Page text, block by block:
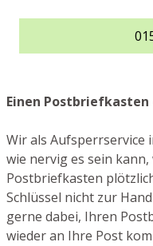
Einen Postbriefkasten
Wir als Aufsperrservice
wie nervig es sein
Postbriefkasten
Schlüssel nicht zur
gerne dabei, Ihren
wieder an Ihre Post